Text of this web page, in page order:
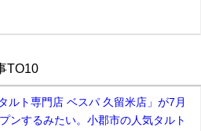
TO10
ルト専門店 ベスパ 久留米店」が7月
ンするみたい。小郡市の人気タルト